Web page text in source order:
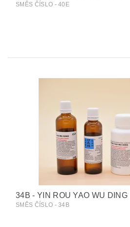
SMĚS ČÍSLO - 40E
34B - YIN ROU YAO WU DING
SMĚS ČÍSLO - 34B